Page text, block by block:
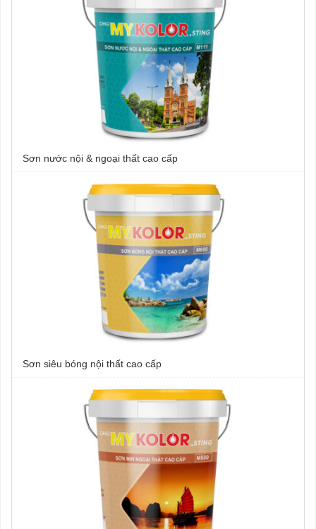
Sơn nước nội & ngoại thất cao cấp
Sơn siêu bóng nội thất cao cấp